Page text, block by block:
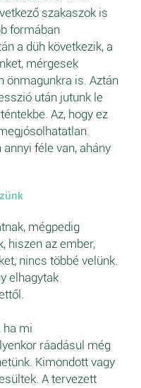
szakaszok is
formában
a düh következik, a
mérgesek
önmagunkra is. Aztán
után jutunk le
Az, hogy ez
féle van, ahány
mégpedig
hiszen az ember,
nincs többé velünk.
elhagytak
ha mi
ráadásul még
Kimondott vagy
A tervezett